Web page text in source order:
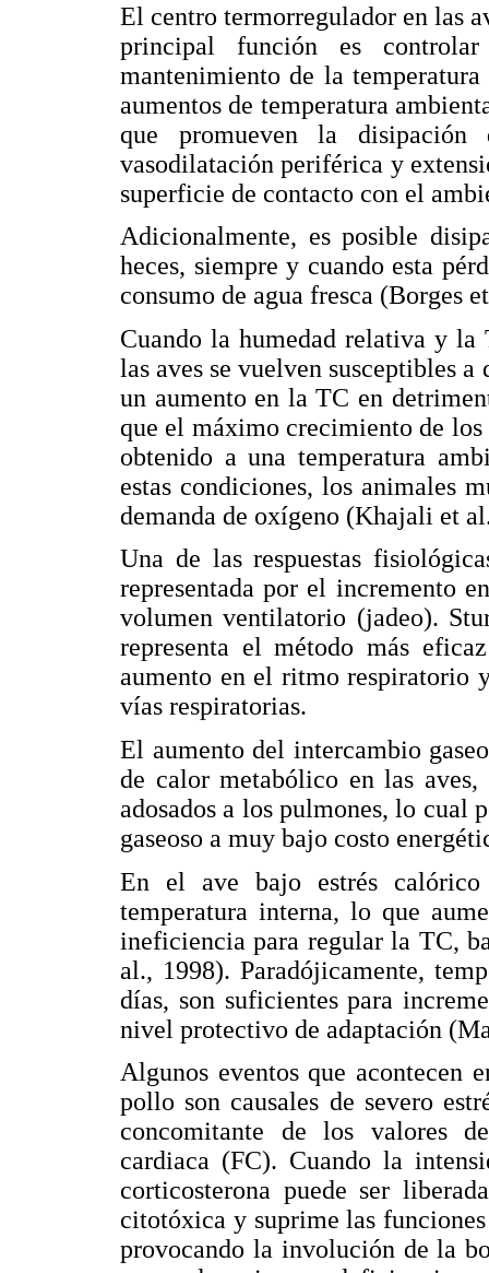
El centro termorregulador en las
principal función es
mantenimiento de la
aumentos de temperatura
que promueven la disipación
vasodilatación periférica y
superficie de contacto con el
Adicionalmente, es posible
heces, siempre y cuando esta
consumo de agua fresca (Borges
Cuando la humedad relativa y
las aves se vuelven susceptibles
un aumento en la TC en
que el máximo crecimiento de
obtenido a una temperatura
estas condiciones, los animales
demanda de oxígeno (Khajali et
Una de las respuestas
representada por el incremento
volumen ventilatorio (jadeo).
representa el método más
aumento en el ritmo respiratorio
vías respiratorias.
El aumento del intercambio
de calor metabólico en las aves,
adosados a los pulmones, lo cual
gaseoso a muy bajo costo
En el ave bajo estrés
temperatura interna, lo que
ineficiencia para regular la TC,
al., 1998). Paradójicamente,
días, son suficientes para
nivel protectivo de adaptación
Algunos eventos que
pollo son causales de severo
concomitante de los valores
cardiaca (FC). Cuando la
corticosterona puede ser
citotóxica y suprime las
provocando la involución de la